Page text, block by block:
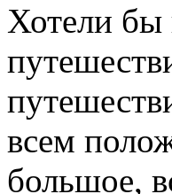
Хотели бы
всем
большое,